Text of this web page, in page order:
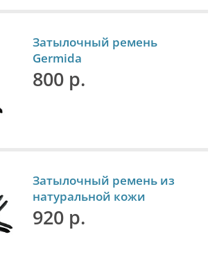
Затылочный ремень
Germida
800 р.
Затылочный ремень из
натуральной кожи
920 р.